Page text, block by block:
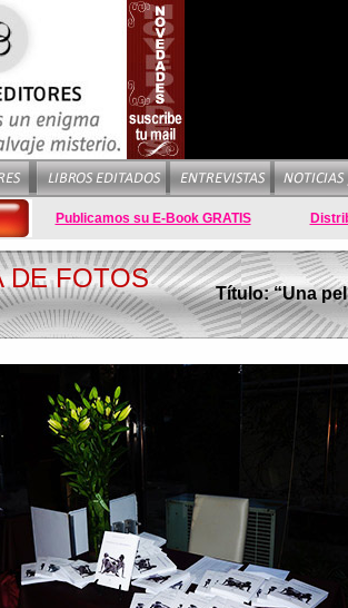
Publicamos su E-Book GRATIS
DE FOTOS
Título: “Una